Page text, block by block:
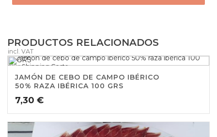
PRODUCTOS RELACIONADOS
incl. VAT
plusShipping Costs
JAMÓN DE CEBO DE CAMPO IBÉRICO
50% RAZA IBÉRICA 100 GRS
7,30 €